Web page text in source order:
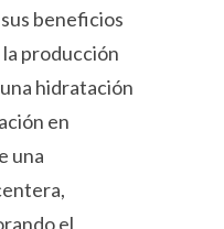
beneficios
la producción
hidratación
en
una
el